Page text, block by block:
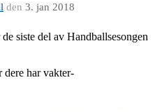
den 3. jan 2018
siste del av Handballsesongen
dere har vakter-